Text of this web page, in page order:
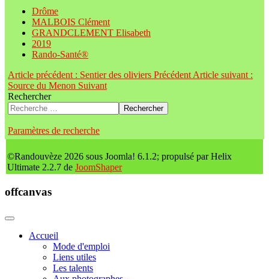
Drôme
MALBOIS Clément
GRANDCLEMENT Elisabeth
2019
Rando-Santé®
Article précédent : Sentier des oliviers Précédent Article suivant :
Source du Menon Suivant
Rechercher
Rechercher
Paramètres de recherche
©Randouvèze 2026 sous Joomla! 6.1.2; propulsé par Helix
Ultimate 2.2.7 de JoomShaper
offcanvas
Accueil
Mode d'emploi
Liens utiles
Les talents